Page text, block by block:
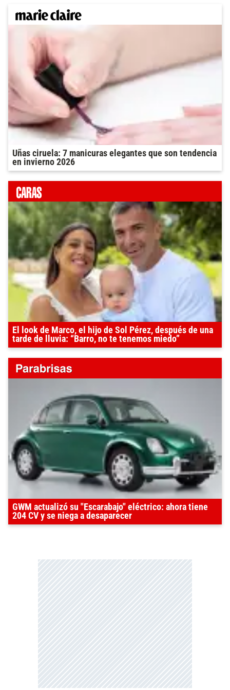
Uñas ciruela: 7 manicuras elegantes que son tendencia
en invierno 2026
El look de Marco, el hijo de Sol Pérez, después de una
tarde de lluvia: “Barro, no te tenemos miedo”
GWM actualizó su "Escarabajo" eléctrico: ahora tiene
204 CV y se niega a desaparecer